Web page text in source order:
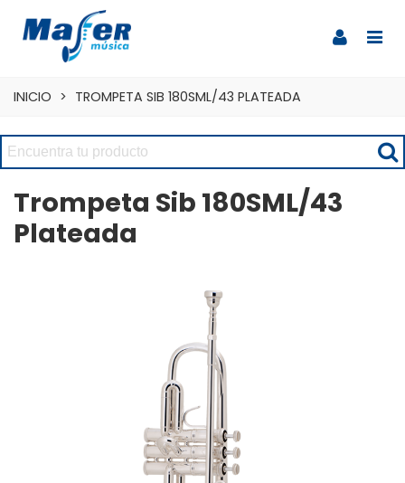
INICIO > TROMPETA SIB 180SML/43 PLATEADA
Trompeta Sib 180SML/43
Plateada